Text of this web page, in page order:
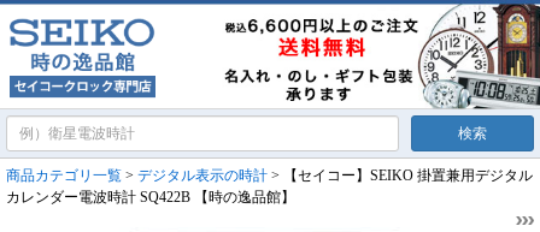
商品カテゴリ一覧 > デジタル表示の時計 > 【セイコー】SEIKO 掛置兼用デジタル
カレンダー電波時計 SQ422B 【時の逸品館】